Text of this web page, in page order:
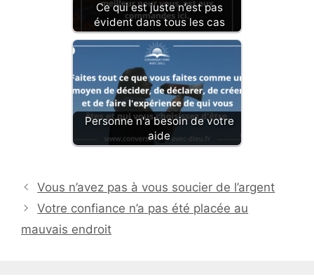
Ce qui est juste n’est pas
évident dans tous les cas
Personne n'a besoin de votre
aide
Vous n’avez pas à vous soucier de l’argent
Votre confiance n’a pas été placée au
mauvais endroit